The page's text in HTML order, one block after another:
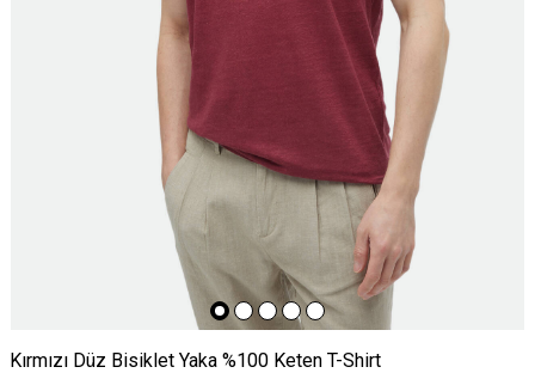
Kırmızı Düz Bisiklet Yaka %100 Keten T-Shirt